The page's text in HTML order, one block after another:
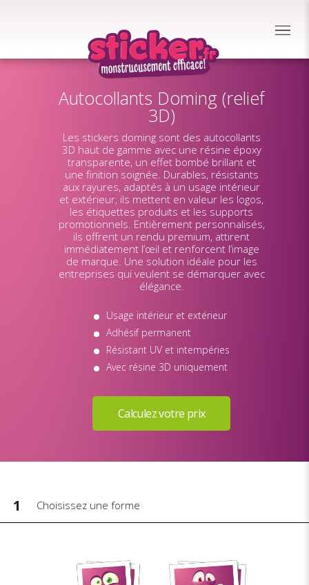
Autocollants Doming (relief
3D)
Les stickers doming sont des autocollants
3D haut de gamme avec une résine époxy
transparente, un effet bombé brillant et
une finition soignée. Durables, résistants
aux rayures, adaptés à un usage intérieur
et extérieur, ils mettent en valeur les logos,
les étiquettes produits et les supports
promotionnels. Entièrement personnalisés,
ils offrent un rendu premium, attirent
immédiatement l’œil et renforcent l’image
de marque. Une solution idéale pour les
entreprises qui veulent se démarquer avec
élégance.
Usage intérieur et extérieur
Adhésif permanent
Résistant UV et intempéries
Avec résine 3D uniquement
1 Choisissez une forme